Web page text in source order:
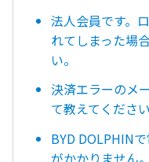
法人会員です。
れてしまった場
い。
決済エラーのメ
て教えてください
BYD DOLPHIN